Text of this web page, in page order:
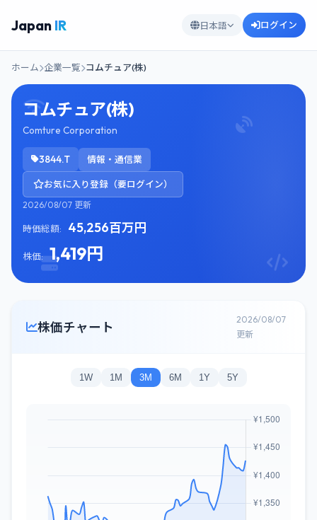
Japan IR 日本語 ログイン
ホーム 企業一覧 コムチュア(株)
コムチュア(株)
Comture Corporation
3844.T 情報・通信業
お気に入り登録（要ログイン）
2026/08/07 更新
時価総額: 45,256百万円
株価: 1,419円
株価チャート
2026/08/07
更新
1W 1M 3M 6M 1Y 5Y